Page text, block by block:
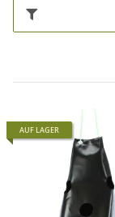
AUF LAGER